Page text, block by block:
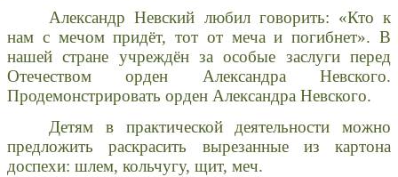
Александр Невский любил говорить: «Кто к
нам с мечом придёт, тот от меча и погибнет». В
нашей стране учреждён за особые заслуги перед
Отечеством орден Александра Невского.
Продемонстрировать орден Александра Невского.
Детям в практической деятельности можно
предложить раскрасить вырезанные из картона
доспехи: шлем, кольчугу, щит, меч.